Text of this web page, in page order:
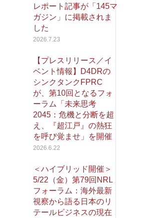
レポート記事が「145マ
ガジン」に掲載されま
した
2026.7.23
【プレスリリース／イ
ベント情報】D4DRの
シンクタンクFPRC
が、第10回となるフォ
ーラム「未来思考
2045：危機と分断を超
え、『超江戸』の熱狂
を呼び覚ませ」を開催
2026.6.22
＜ハイブリッド開催＞
5/22（金）第79回NRL
フォーラム：海外最新
視察から語る日本のリ
テールビジネスの現在